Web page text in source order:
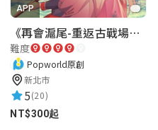
APP
《再會滬尾-重返古戰場》｜淡水老街實境遊戲｜實體遊戲盒
難度
Popworld原創
新北市
5(20)
NT$300起